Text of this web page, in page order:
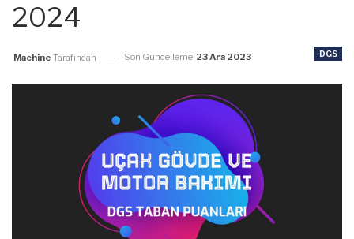
2024
DGS
Machine Tarafından Son Güncelleme 23 Ara 2023